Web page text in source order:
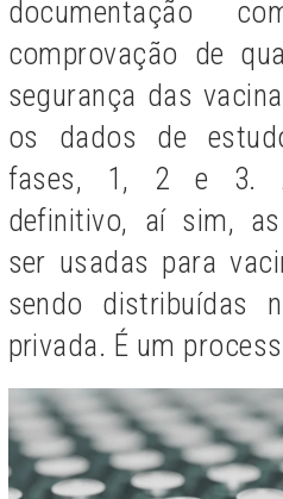
documentação
comprovação de
segurança das
os dados de
fases, 1, 2 e 3.
definitivo, aí sim,
ser usadas para
sendo distribuídas
privada. É um